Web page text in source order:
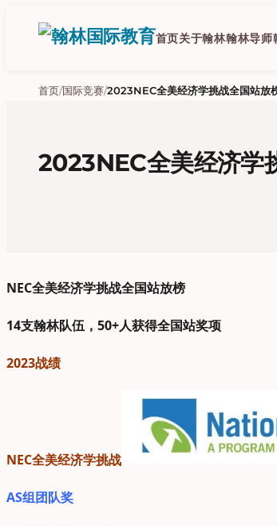
首页关于翰林翰林导师
首页/国际竞赛/2023NEC全美经济学挑战全国站放
2023NEC全美经济学
NEC全美经济学挑战全国站放榜
14支翰林队伍，50+人获得全国站奖项
2023战绩
NEC全美经济学挑战
AS组团队奖